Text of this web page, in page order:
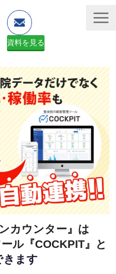
資料を見る
・顧客管理
ード（無料）
し込みフォーム
カウンター』は
ル『COCKPIT』と
きます